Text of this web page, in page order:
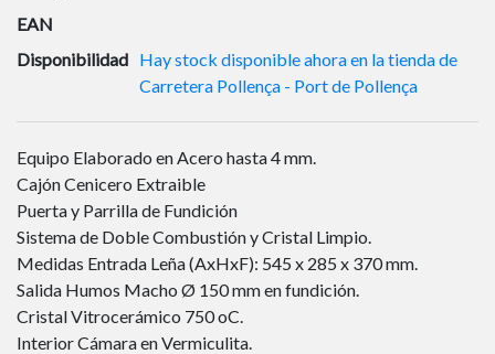
EAN
Disponibilidad Hay stock disponible ahora en la tienda de
Carretera Pollença - Port de Pollença
Equipo Elaborado en Acero hasta 4 mm.
Cajón Cenicero Extraible
Puerta y Parrilla de Fundición
Sistema de Doble Combustión y Cristal Limpio.
Medidas Entrada Leña (AxHxF): 545 x 285 x 370 mm.
Salida Humos Macho Ø 150 mm en fundición.
Cristal Vitrocerámico 750 oC.
Interior Cámara en Vermiculita.